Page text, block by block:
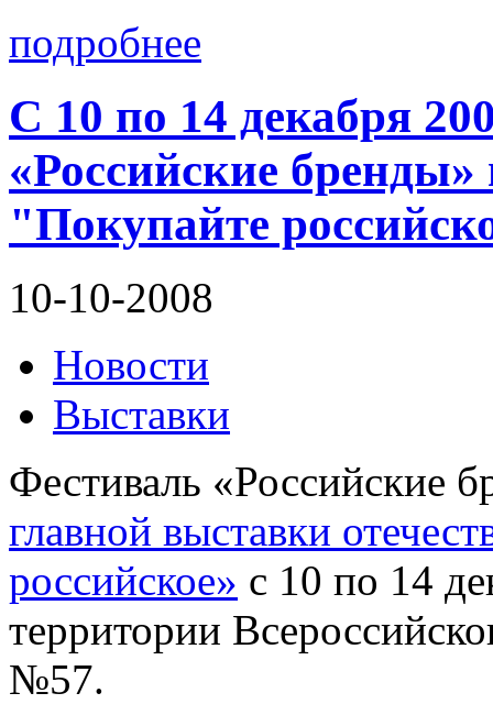
подробнее
С 10 по 14 декабря
«Российские
"Покупайте
10-10-2008
Новости
Выставки
Фестиваль «Российские
главной выставки
российское» с 10 по 14
территории
№57.